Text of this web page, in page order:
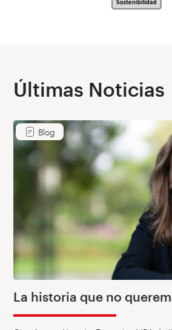
Últimas Noticias
Blog
La historia que no